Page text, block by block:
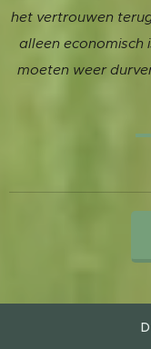
het vertrouwen
alleen economisch
moeten weer